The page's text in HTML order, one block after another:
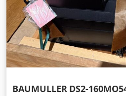
BAUMULLER DS2-